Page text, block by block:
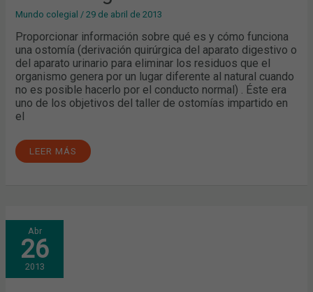
Mundo colegial /29 de abril de 2013
Proporcionar información sobre qué es y cómo funciona
una ostomía (derivación quirúrgica del aparato digestivo o
del aparato urinario para eliminar los residuos que el
organismo genera por un lugar diferente al natural cuando
no es posible hacerlo por el conducto normal) . Éste era
uno de los objetivos del taller de ostomías impartido en
el
LEER MÁS
Abr
26
2013
EL
SECRETO
DE
LOS
COSMÉTICOS,
EN
EL